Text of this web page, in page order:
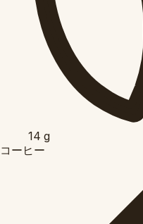
14g
コーヒー